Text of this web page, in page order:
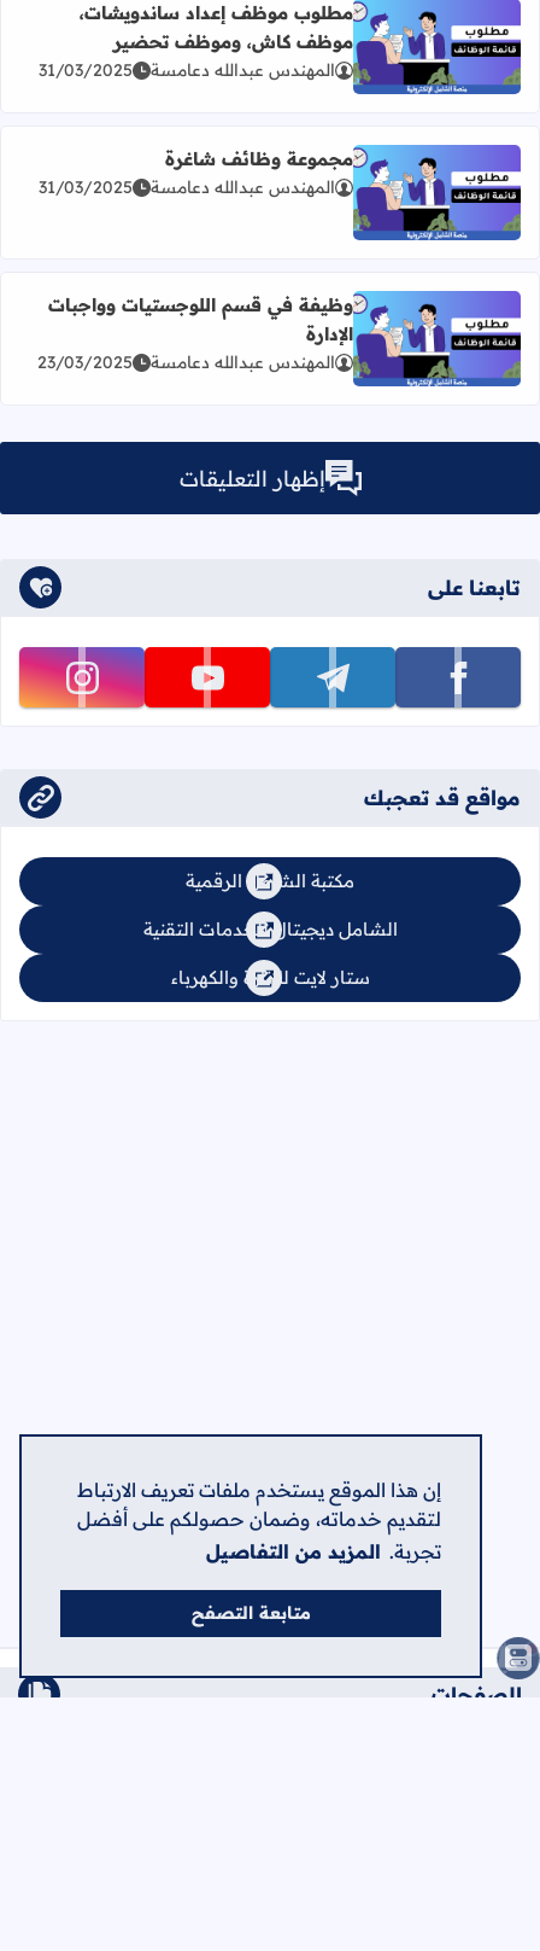
إن هذا الموقع يستخدم ملفات تعريف الارتباط
لتقديم خدماته، وضمان حصولكم على أفضل
تجربة. المزيد من التفاصيل
متابعة التصفح
اقرأ المزيد عن مطلوب موظف إعداد ساندويشات، موظف
مطلوب موظف إعداد ساندويشات،
موظف كاش، وموظف تحضير
المهندس عبدالله دعامسة 31/03/2025
اقرأ المزيد عن مجموعة وظائف شاغرة
مجموعة وظائف شاغرة
المهندس عبدالله دعامسة 31/03/2025
اقرأ المزيد عن وظيفة في قسم اللوجستيات وواجبات الإدارة
وظيفة في قسم اللوجستيات وواجبات
الإدارة
المهندس عبدالله دعامسة 23/03/2025
إظهار التعليقات
تابعنا على
تابعنا على facebook تابعنا على telegram تابعنا على youtube تابعنا على instagram
مواقع قد تعجبك
مكتبة الشامل الرقمية
الشامل ديجيتال للخدمات التقنية
ستار لايت للإنارة والكهرباء
الصفحات